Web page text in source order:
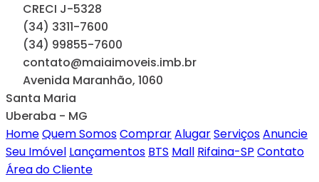
CRECI J-5328
(34) 3311-7600
(34) 99855-7600
contato@maiaimoveis.imb.br
Avenida Maranhão, 1060
Santa Maria
Uberaba - MG
HomeQuem SomosComprarAlugarServiçosAnuncie
Seu Imóvel Lançamentos BTS Mall Rifaina-SP Contato
Área do Cliente